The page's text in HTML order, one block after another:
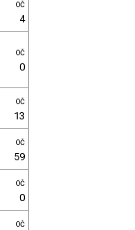
OČ
4
OČ
0
OČ
13
OČ
59
OČ
0
OČ